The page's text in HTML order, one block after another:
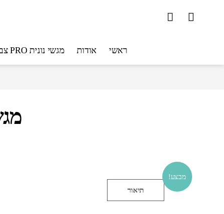
ראשי אודות מגשי נונית PRO צבעוניים
מבצע!
תיאור